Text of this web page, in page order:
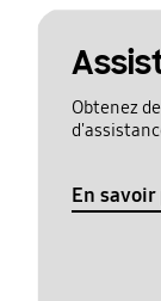
Obtenez
En